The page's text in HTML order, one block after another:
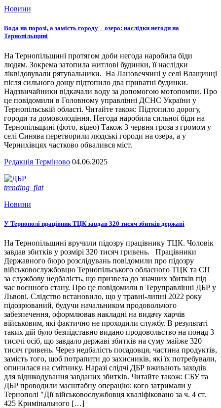
Новини
Вода на порозі, а замість городу – озеро: наслідки негоди на
Тернопільщині
На Тернопільщині протягом доби негода наробила біди
людям. Зокрема затопила житлові будинки, її наслідки
ліквідовували рятувальники. На Лановеччині у селі Влащинці
після сильного дощу підтопило два приватні будинки.
Надзвичайники відкачали воду за допомогою мотопомпи. Про
це повідомили в Головному управлінні ДСНС України у
Тернопільській області. Читайте також: Підтопило дорогу,
городи та домоволодіння. Негода наробила сильної біди на
Тернопільщині (фото, відео) Також 3 червня гроза з громом у
селі Синява перетворили людські городи на озера, а у
Чернихівцях частково обвалився міст.
Редакція Терміново 04.06.2025
trending_flat
Новини
У Тернополі працівник ТЦК завдав 320 тисяч збитків державі
На Тернопільщині вручили підозру працівнику ТЦК. Чоловік
завдав збитків у розмірі 320 тисяч гривень. Працівники
Державного бюро розслідувань повідомили про підозру
військовослужбовцю Тернопільського обласного ТЦК та СП
за службову недбалість, що призвела до значних збитків під
час воєнного стану. Про це повідомили в Теруправлінні ДБР у
Львові. Слідство встановило, що у травні-липні 2022 року
підозрюваний, будучи начальником продовольчого
забезпечення, оформлював накладні на видачу харчів
військовим, які фактично не проходили службу. В результаті
таких дій було безпідставно видано продовольство на понад 3
тисячі осіб, що завдало державі збитків на суму майже 320
тисяч гривень. Через недбалість посадовця, частина продуктів,
замість того, щоб потрапити до захисників, які їх потребували,
опинилася на смітнику. Наразі слідчі ДБР вживають заходів
для відшкодування завданих збитків. Читайте також: СБУ та
ДБР проводили масштабну операцію: кого затримали у
Тернополі "Дії військовослужбовця кваліфіковано за ч. 4 ст.
425 Кримінального […]